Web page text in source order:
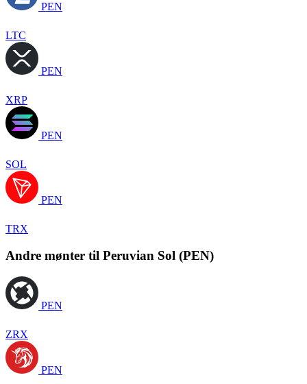
PEN
LTC
PEN
XRP
PEN
SOL
PEN
TRX
Andre mønter til Peruvian Sol (PEN)
PEN
ZRX
PEN